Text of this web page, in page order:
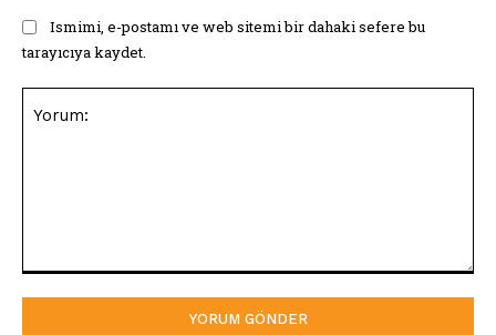
Ismimi, e-postamı ve web sitemi bir dahaki sefere bu
tarayıcıya kaydet.